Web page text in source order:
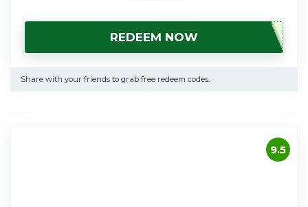
REDEEM NOW
Share with your friends to grab free redeem codes.
9.5